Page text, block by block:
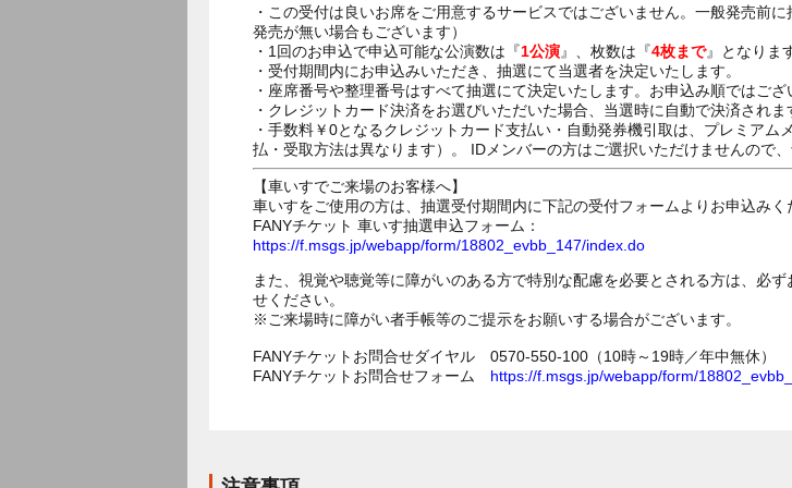
・この受付は良いお席をご用意するサービスではございません。一般発売前
発売が無い場合もございます）
・1回のお申込で申込可能な公演数は『1公演』、枚数は『4枚まで』となりま
・受付期間内にお申込みいただき、抽選にて当選者を決定いたします。
・座席番号や整理番号はすべて抽選にて決定いたします。お申込み順ではござ
・クレジットカード決済をお選びいただいた場合、当選時に自動で決済されま
・手数料￥0となるクレジットカード支払い・自動発券機引取は、プレミア
払・受取方法は異なります）。 IDメンバーの方はご選択いただけませんので、
【車いすでご来場のお客様へ】
車いすをご使用の方は、抽選受付期間内に下記の受付フォームよりお申込みく
FANYチケット 車いす抽選申込フォーム：
https://f.msgs.jp/webapp/form/18802_evbb_147/index.do
また、視覚や聴覚等に障がいのある方で特別な配慮を必要とされる方は、必
せください。
※ご来場時に障がい者手帳等のご提示をお願いする場合がございます。
FANYチケットお問合せダイヤル 0570-550-100（10時～19時／年中無休）
FANYチケットお問合せフォーム https://f.msgs.jp/webapp/form/